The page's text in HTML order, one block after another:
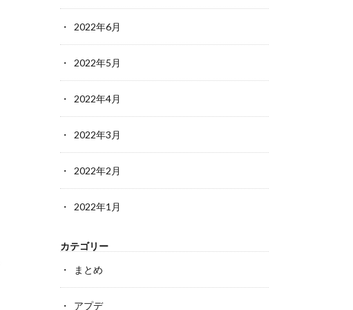
2022年6月
2022年5月
2022年4月
2022年3月
2022年2月
2022年1月
カテゴリー
まとめ
アプデ